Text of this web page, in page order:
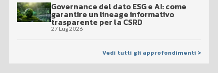
Governance del dato ESG e AI: come
garantire un lineage informativo
trasparente per la CSRD
27 Lug 2026
Vedi tutti gli approfondimenti >